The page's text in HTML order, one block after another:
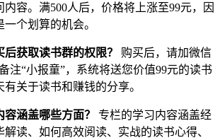
内容。满500人后，价格将上涨至99元，因
个划算的机会。
获取读书群的权限？
购买后，请加微信
注“小报童”，系统将送您价值99元的读书
关于读书和赚钱的分享。
涵盖哪些方面？
专栏的学习内容涵盖经
解读、如何高效阅读、实战的读书心得、